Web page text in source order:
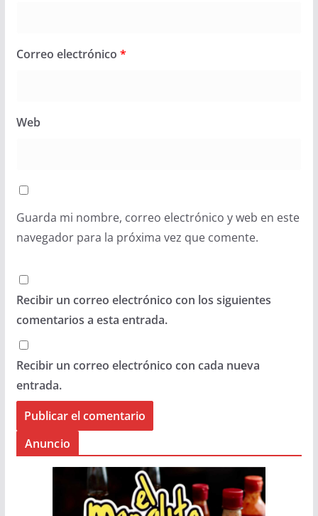
Correo electrónico *
Web
Guarda mi nombre, correo electrónico y web en este
navegador para la próxima vez que comente.
Recibir un correo electrónico con los siguientes
comentarios a esta entrada.
Recibir un correo electrónico con cada nueva
entrada.
Anuncio